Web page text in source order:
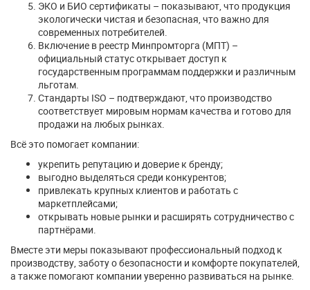
ЭКО и БИО сертификаты – показывают, что продукция
экологически чистая и безопасная, что важно для
современных потребителей.
Включение в реестр Минпромторга (МПТ) –
официальный статус открывает доступ к
государственным программам поддержки и различным
льготам.
Стандарты ISO – подтверждают, что производство
соответствует мировым нормам качества и готово для
продажи на любых рынках.
Всё это помогает компании:
укрепить репутацию и доверие к бренду;
выгодно выделяться среди конкурентов;
привлекать крупных клиентов и работать с
маркетплейсами;
открывать новые рынки и расширять сотрудничество с
партнёрами.
Вместе эти меры показывают профессиональный подход к
производству, заботу о безопасности и комфорте покупателей,
а также помогают компании уверенно развиваться на рынке.